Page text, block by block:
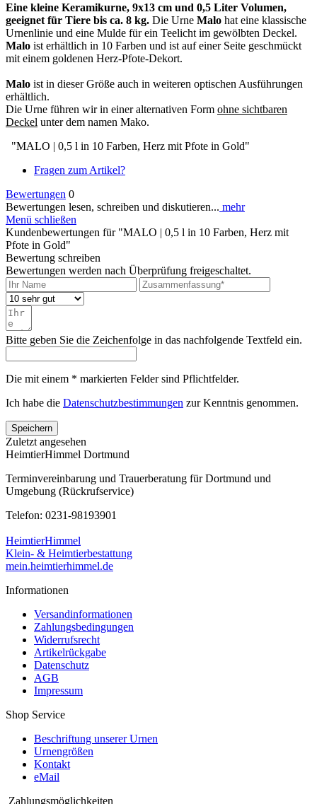
Eine kleine Keramikurne, 9x13 cm und 0,5 Liter Volumen,
geeignet für Tiere bis ca. 8 kg. Die Urne Malo hat eine klassische
Urnenlinie und eine Mulde für ein Teelicht im gewölbten Deckel.
Malo ist erhältlich in 10 Farben und ist auf einer Seite geschmückt
mit einem goldenen Herz-Pfote-Dekort.
Malo ist in dieser Größe auch in weiteren optischen Ausführungen
erhältlich.
Die Urne führen wir in einer alternativen Form ohne sichtbaren
Deckel unter dem namen Mako.
"MALO | 0,5 l in 10 Farben, Herz mit Pfote in Gold"
Fragen zum Artikel?
Bewertungen 0
Bewertungen lesen, schreiben und diskutieren... mehr
Menü schließen
Kundenbewertungen für "MALO | 0,5 l in 10 Farben, Herz mit
Pfote in Gold"
Bewertung schreiben
Bewertungen werden nach Überprüfung freigeschaltet.
Bitte geben Sie die Zeichenfolge in das nachfolgende Textfeld ein.
Die mit einem * markierten Felder sind Pflichtfelder.
Ich habe die Datenschutzbestimmungen zur Kenntnis genommen.
Speichern
Zuletzt angesehen
HeimtierHimmel Dortmund
Terminvereinbarung und Trauerberatung für Dortmund und
Umgebung (Rückrufservice)
Telefon: 0231-98193901
HeimtierHimmel
Klein- & Heimtierbestattung
mein.heimtierhimmel.de
Informationen
Versandinformationen
Zahlungsbedingungen
Widerrufsrecht
Artikelrückgabe
Datenschutz
AGB
Impressum
Shop Service
Beschriftung unserer Urnen
Urnengrößen
Kontakt
eMail
Zahlungsmöglichkeiten